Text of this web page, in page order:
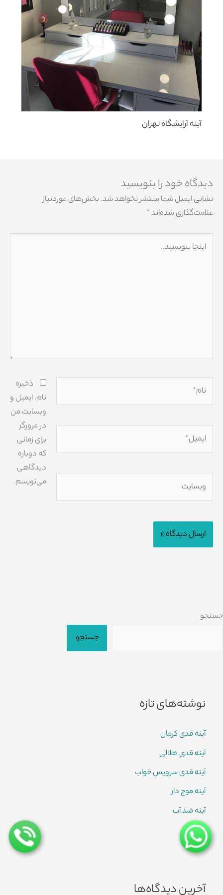
آینه آرایشگاه تهران
دیدگاه‌ خود را بنویسید
نشانی ایمیل شما منتشر نخواهد شد.بخش‌های موردنیاز
علامت‌گذاری شده‌اند*
بنویسید..
وبسایت
ذخیره
نام، ایمیل و
وبسایت من
در مرورگر
برای زمانی
که دوباره
دیدگاهی
می‌نویسم.
جستجو
جستجو
نوشته‌های تازه
آینه قدی کرمان
آینه قدی هلالی
آینه قدی سرویس خواب
آینه موج دار
آینه ضد آب
آخرین دیدگاه‌ها